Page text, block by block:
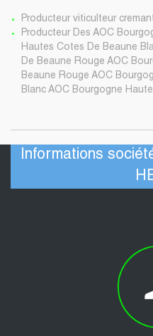
Producteur viticulteur
Producteur Des AOC
Hautes Cotes De Beaune
De Beaune Rouge AOC
Beaune Rouge AOC
Blanc AOC Bourgogne
Informations